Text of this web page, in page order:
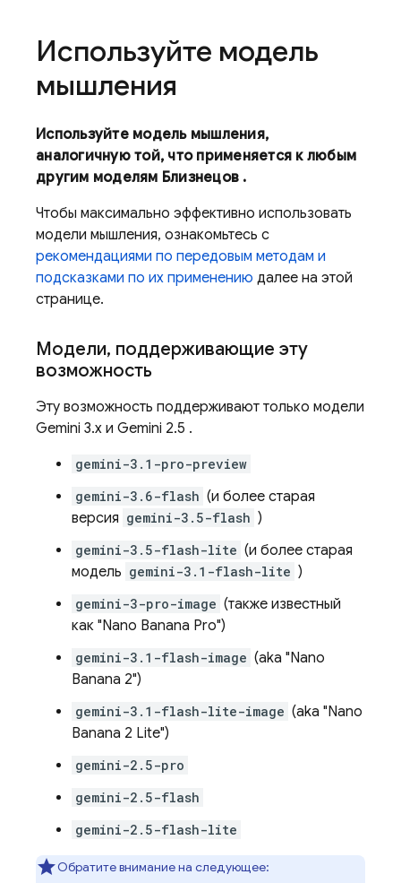
Используйте модель
мышления
Используйте модель мышления,
аналогичную той, что применяется к любым
другим моделям Близнецов .
Чтобы максимально эффективно использовать
модели мышления, ознакомьтесь с
рекомендациями по передовым методам и
подсказками по их применению далее на этой
странице.
Модели, поддерживающие эту
возможность
Эту возможность поддерживают только модели
Gemini 3.x и Gemini 2.5 .
gemini-3.1-pro-preview
gemini-3.6-flash (и более старая
версия gemini-3.5-flash )
gemini-3.5-flash-lite (и более старая
модель gemini-3.1-flash-lite )
gemini-3-pro-image (также известный
как "Nano Banana Pro")
gemini-3.1-flash-image (aka "Nano
Banana 2")
gemini-3.1-flash-lite-image (aka "Nano
Banana 2 Lite")
gemini-2.5-pro
gemini-2.5-flash
gemini-2.5-flash-lite
Обратите внимание на следующее: